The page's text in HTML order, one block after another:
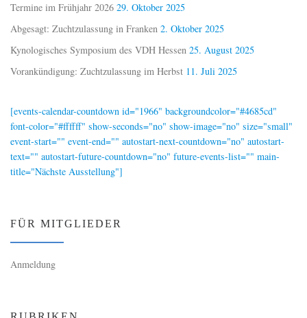
Termine im Frühjahr 2026 29. Oktober 2025
Abgesagt: Zuchtzulassung in Franken 2. Oktober 2025
Kynologisches Symposium des VDH Hessen 25. August 2025
Vorankündigung: Zuchtzulassung im Herbst 11. Juli 2025
[events-calendar-countdown id="1966" backgroundcolor="#4685cd"
font-color="#ffffff" show-seconds="no" show-image="no" size="small"
event-start="" event-end="" autostart-next-countdown="no" autostart-
text="" autostart-future-countdown="no" future-events-list="" main-
title="Nächste Ausstellung"]
FÜR MITGLIEDER
Anmeldung